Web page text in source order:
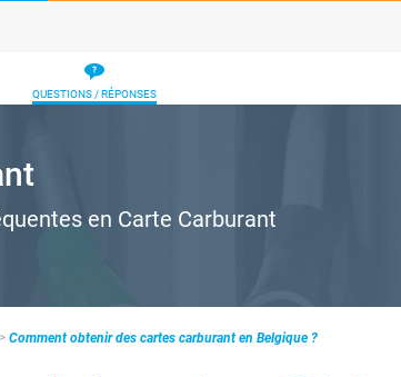
QUESTIONS / RÉPONSES
en Carte Carburant
Comment obtenir des cartes carburant en Belgique ?